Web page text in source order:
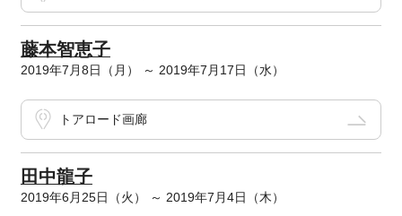
藤本智恵子
2019年7月8日（月） ～ 2019年7月17日（水）
トアロード画廊
田中龍子
2019年6月25日（火） ～ 2019年7月4日（木）